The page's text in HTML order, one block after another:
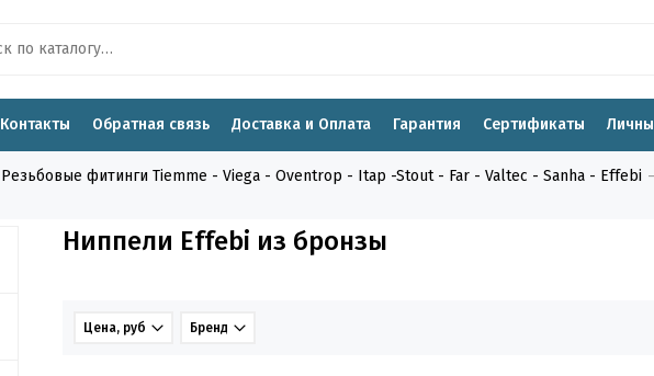
Контакты Обратная связь Доставка и Оплата Гарантия Сертификаты
Резьбовые фитинги Tiemme - Viega - Oventrop - Itap -Stout - Far - Valtec - Sanha - Effebi
Ниппели Effebi из бронзы
Цена, руб Бренд